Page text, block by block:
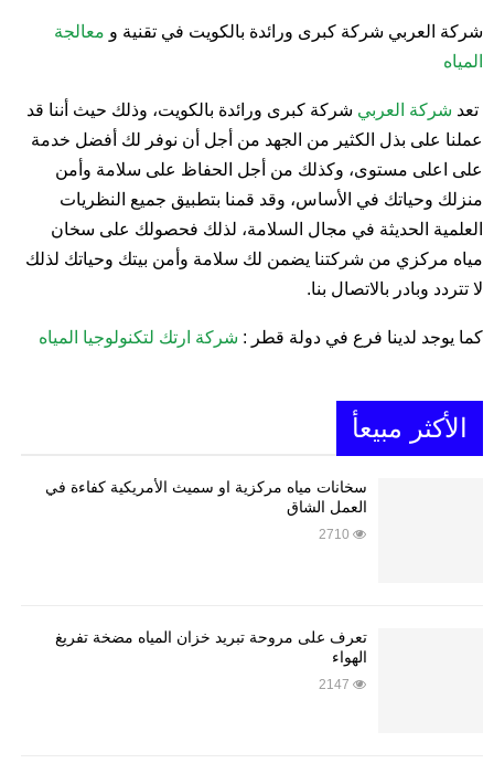
شركة العربي شركة كبرى ورائدة بالكويت في تقنية و معالجة
المياه
تعد شركة العربي شركة كبرى ورائدة بالكويت، وذلك حيث أننا قد
عملنا على بذل الكثير من الجهد من أجل أن نوفر لك أفضل خدمة
على اعلى مستوى، وكذلك من أجل الحفاظ على سلامة وأمن
منزلك وحياتك في الأساس، وقد قمنا بتطبيق جميع النظريات
العلمية الحديثة في مجال السلامة، لذلك فحصولك على سخان
مياه مركزي من شركتنا يضمن لك سلامة وأمن بيتك وحياتك لذلك
لا تتردد وبادر بالاتصال بنا.
كما يوجد لدينا فرع في دولة قطر : شركة ارتك لتكنولوجيا المياه
الأكثر مبيعأ
سخانات مياه مركزية او سميث الأمريكية كفاءة في
العمل الشاق
2710
تعرف على مروحة تبريد خزان المياه مضخة تفريغ
الهواء
2147